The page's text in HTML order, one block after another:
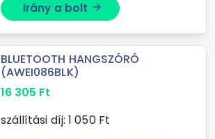
Irány a bolt arrow_forward
BLUETOOTH HANGSZÓRÓ
(AWEI086BLK)
16 305 Ft
szállítási díj: 1 050Ft